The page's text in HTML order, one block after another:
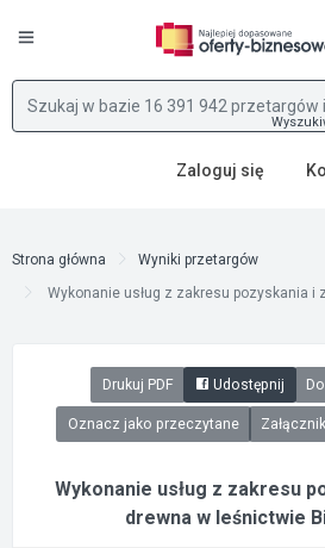
Zaloguj się
Strona główna
Wyniki przetargów
Wykonanie usług z zakresu pozyskania i
Drukuj PDF Udostępnij
Oznacz jako przeczytane
Wykonanie usług z zakresu
drewna w leśnictwie